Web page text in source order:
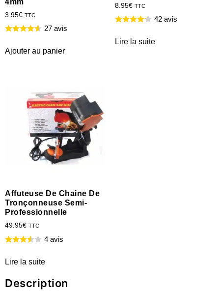
3.95€ TTC
27 avis
Ajouter au panier
8.95€ TTC
42 avis
Lire la suite
Affuteuse De Chaine De
Tronçonneuse Semi-
Professionnelle
49.95€ TTC
4 avis
Lire la suite
Description